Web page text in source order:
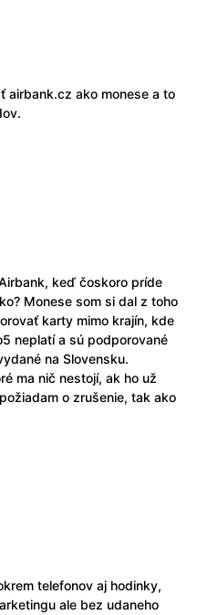
airbank.cz ako monese a to
keď čoskoro príde
Monese som si dal z toho
karty mimo krajín, kde
neplatí a sú podporované
na Slovensku.
ma nič nestojí, ak ho už
o zrušenie, tak ako
telefonov aj hodinky,
ale bez udaneho